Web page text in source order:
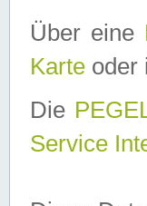
Über eine
Karte oder
Die
Service